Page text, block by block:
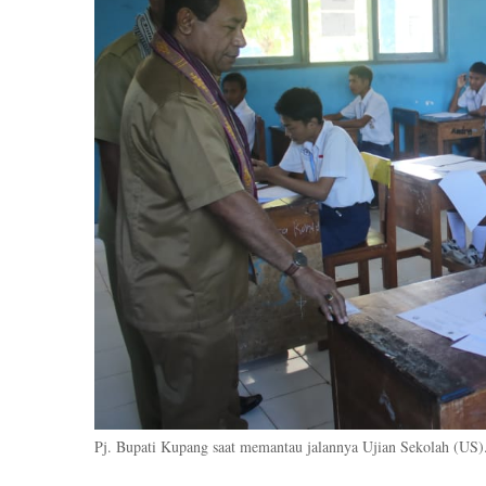
Pj. Bupati Kupang saat memantau jalannya Ujian Sekolah